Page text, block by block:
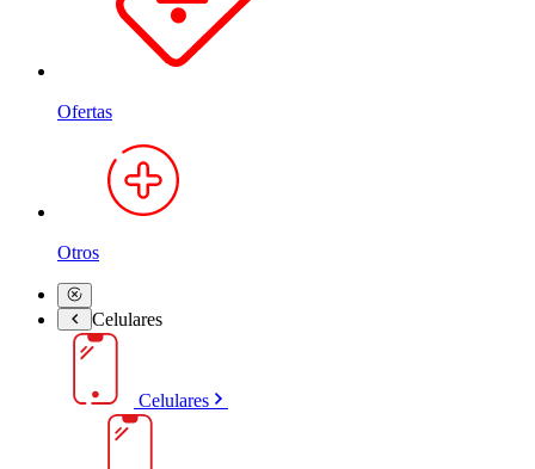
Ofertas
Otros
Celulares
Celulares